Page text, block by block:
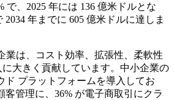
で、2025 年には 136 億米ドルとな
2034 年までに 605 億米ドルに達しま
業は、コスト効率、拡張性、柔軟性
大きく貢献しています。中小企業の
ド プラットフォームを導入してお
客管理に、36% が電子商取引にクラ